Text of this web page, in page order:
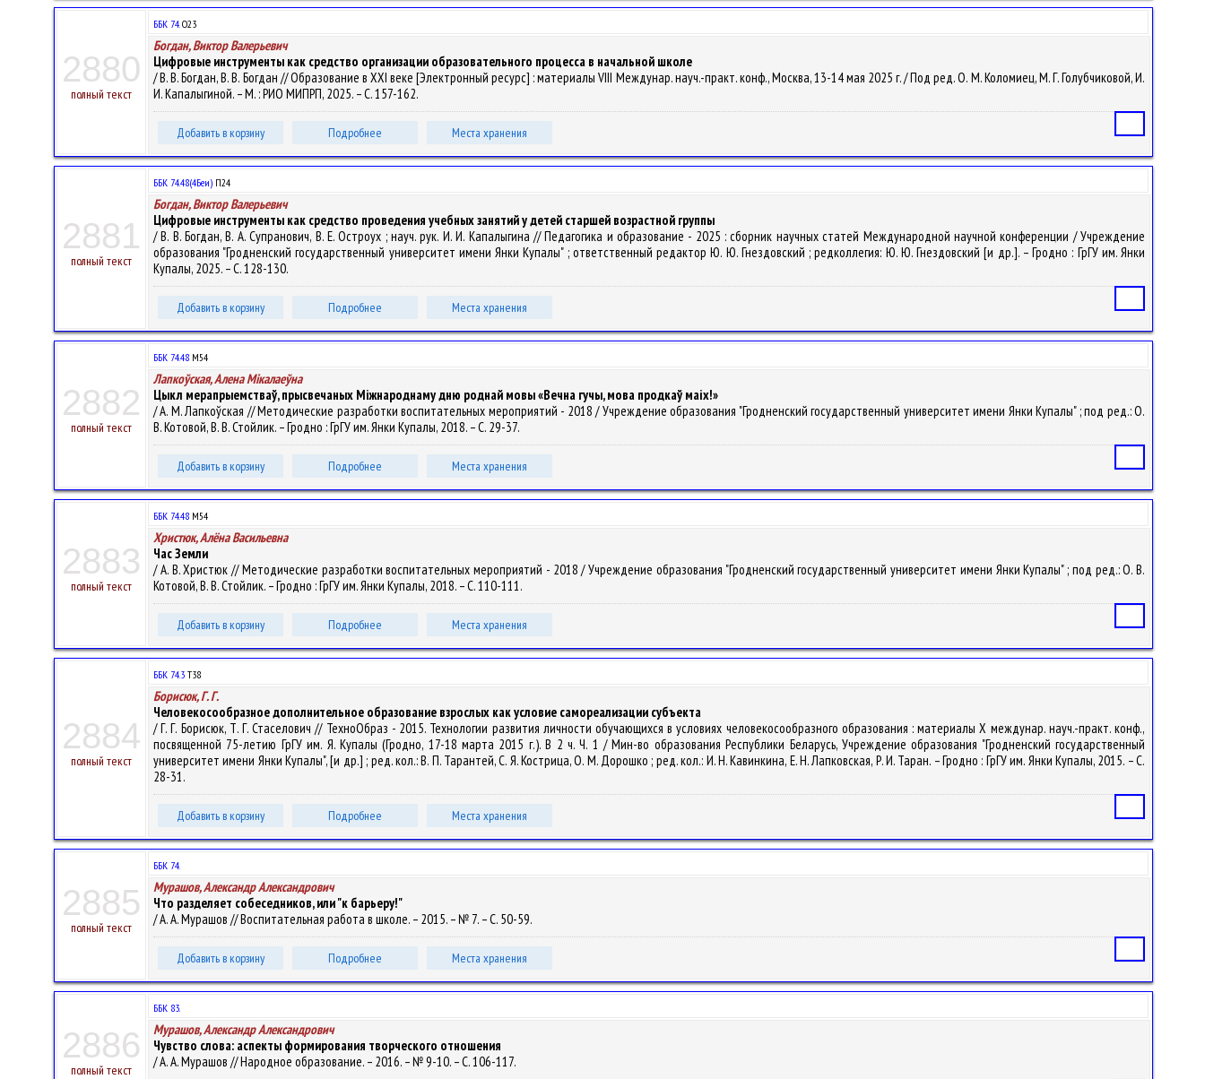
2880
полный текст
ББК 74.О23
Богдан, Виктор Валерьевич
Цифровые инструменты как средство организации образовательного процесса в начальной школе
/ В. В. Богдан, В. В. Богдан // Образование в XXI веке [Электронный ресурс] : материалы VIII Междунар. науч.-практ. конф., Москва, 13-14 мая 2025 г. / Под ред. О. М. Коломиец, М. Г. Голубчиковой, И.
И. Капалыгиной. – М. : РИО МИПРП, 2025. – С. 157-162.
Добавить в корзину Подробнее Места хранения
2881
полный текст
ББК 74.48(4Беи) П24
Богдан, Виктор Валерьевич
Цифровые инструменты как средство проведения учебных занятий у детей старшей возрастной группы
/ В. В. Богдан, В. А. Супранович, В. Е. Остроух ; науч. рук. И. И. Капалыгина // Педагогика и образование - 2025 : сборник научных статей Международной научной конференции / Учреждение
образования "Гродненский государственный университет имени Янки Купалы" ; ответственный редактор Ю. Ю. Гнездовский ; редколлегия: Ю. Ю. Гнездовский [и др.]. – Гродно : ГрГУ им. Янки
Купалы, 2025. – С. 128-130.
Добавить в корзину Подробнее Места хранения
2882
полный текст
ББК 74.48 М54
Лапкоўская, Алена Мiкалаеўна
Цыкл мерапрыемстваў, прысвечаных Міжнароднаму дню роднай мовы «Вечна гучы, мова продкаў маіх!»
/ А. М. Лапкоўская // Методические разработки воспитательных мероприятий - 2018 / Учреждение образования "Гродненский государственный университет имени Янки Купалы" ; под ред.: О.
В. Котовой, В. В. Стойлик. – Гродно : ГрГУ им. Янки Купалы, 2018. – С. 29-37.
Добавить в корзину Подробнее Места хранения
2883
полный текст
ББК 74.48 М54
Христюк, Алёна Васильевна
Час Земли
/ А. В. Христюк // Методические разработки воспитательных мероприятий - 2018 / Учреждение образования "Гродненский государственный университет имени Янки Купалы" ; под ред.: О. В.
Котовой, В. В. Стойлик. – Гродно : ГрГУ им. Янки Купалы, 2018. – С. 110-111.
Добавить в корзину Подробнее Места хранения
2884
полный текст
ББК 74.3 Т38
Борисюк, Г. Г.
Человекосообразное дополнительное образование взрослых как условие самореализации субъекта
/ Г. Г. Борисюк, Т. Г. Стаселович // ТехноОбраз - 2015. Технологии развития личности обучающихся в условиях человекосообразного образования : материалы X междунар. науч.-практ. конф.,
посвященной 75-летию ГрГУ им. Я. Купалы (Гродно, 17-18 марта 2015 г.). В 2 ч. Ч. 1 / Мин-во образования Республики Беларусь, Учреждение образования "Гродненский государственный
университет имени Янки Купалы", [и др.] ; ред. кол.: В. П. Тарантей, С. Я. Кострица, О. М. Дорошко ; ред. кол.: И. Н. Кавинкина, Е. Н. Лапковская, Р. И. Таран. – Гродно : ГрГУ им. Янки Купалы, 2015. – С.
28-31.
Добавить в корзину Подробнее Места хранения
2885
полный текст
ББК 74.
Мурашов, Александр Александрович
Что разделяет собеседников, или "к барьеру!"
/ А. А. Мурашов // Воспитательная работа в школе. – 2015. – № 7. – С. 50-59.
Добавить в корзину Подробнее Места хранения
2886
полный текст
ББК 83.
Мурашов, Александр Александрович
Чувство слова: аспекты формирования творческого отношения
/ А. А. Мурашов // Народное образование. – 2016. – № 9-10. – С. 106-117.